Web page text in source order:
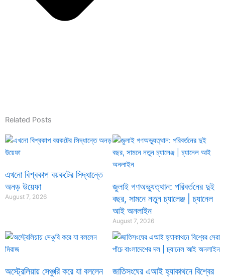
Related Posts
এখনো বিশ্বকাপ বয়কটের সিদ্ধান্তে
অনড় উয়েফা
August 7, 2026
জুলাই গণঅভ্যুত্থান: পরিবর্তনের দুই
বছর, সামনে নতুন চ্যালেঞ্জ | চ্যানেল
আই অনলাইন
August 7, 2026
অস্ট্রেলিয়ায় সেঞ্চুরি করে যা বললেন
জাতিসংঘের এআই হ্যাকাথনে বিশ্বের